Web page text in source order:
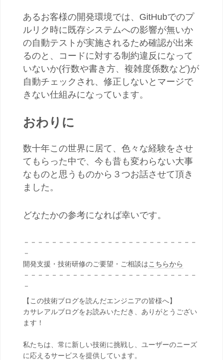
あるお客様の開発環境では、GitHubでのプ
ルリク時に既存システムへの影響が無いか
の自動テストが実施されるため確認が出来
るのと、コードに対する制約違反になって
いないか(行数や書き方、複雑度係数など)が
自動チェックされ、修正しないとマージで
きない仕組みになっています。
おわりに
数十年この世界に居て、色々な経験をさせ
てもらった中で、今も昔も変わらない大事
なものと思うものから３つお話させて頂き
ました。
どなたかの参考になれば幸いです。
－－－－－－－－－－－－－－－－－－－－－－－－－
－
開発支援・技術研修のご要望・ご相談はこちらから
－－－－－－－－－－－－－－－－－－－－－－－－－
－
【この技術ブログを読んだエンジニアの皆様へ】
カサレアルブログをお読みいただき、ありがとうござい
ます！
私たちは、常に新しい技術に挑戦し、ユーザーのニーズ
に応えるサービスを提供しています。